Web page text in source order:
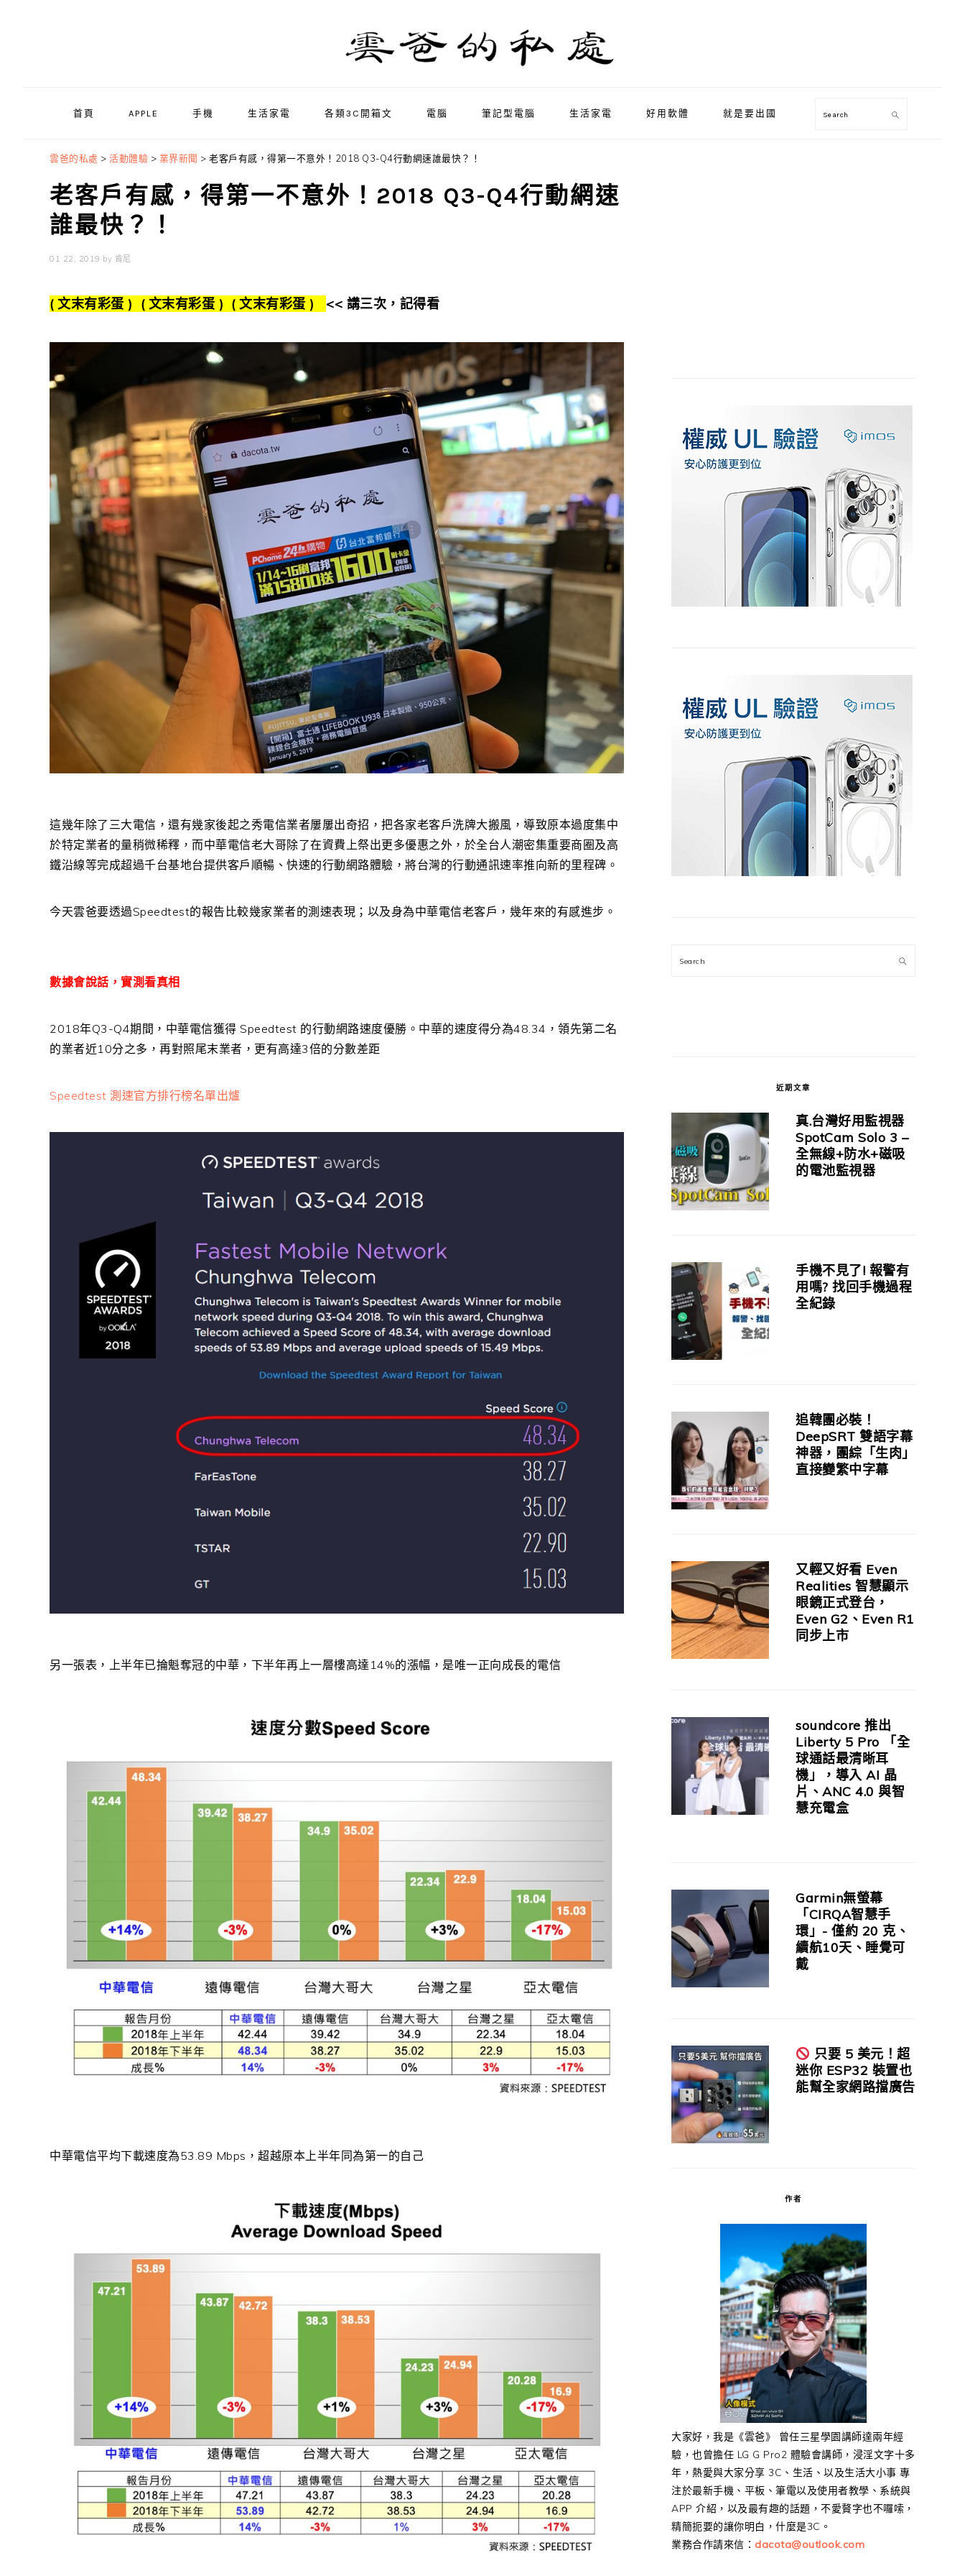
首頁 APPLE 手機 生活家電 各類3C開箱文 電腦 筆記型電腦 生活家電 好用軟體 就是要出國 Search
雲爸的私處 > 活動體驗 > 業界新聞 > 老客戶有感，得第一不意外！2018 Q3-Q4行動網速誰最快？！
老客戶有感，得第一不意外！2018 Q3-Q4行動網速
誰最快？！
01 22, 2019 by 肯尼
( 文末有彩蛋 ) ( 文末有彩蛋 ) ( 文末有彩蛋 ) << 講三次，記得看
這幾年除了三大電信，還有幾家後起之秀電信業者屢屢出奇招，把各家老客戶洗牌大搬風，導致原本過度集中
於特定業者的量稍微稀釋，而中華電信老大哥除了在資費上祭出更多優惠之外，於全台人潮密集重要商圈及高
鐵沿線等完成超過千台基地台提供客戶順暢、快速的行動網路體驗，將台灣的行動通訊速率推向新的里程碑。
今天雲爸要透過Speedtest的報告比較幾家業者的測速表現；以及身為中華電信老客戶，幾年來的有感進步。
數據會說話，實測看真相
2018年Q3-Q4期間，中華電信獲得 Speedtest 的行動網路速度優勝。中華的速度得分為48.34，領先第二名
的業者近10分之多，再對照尾末業者，更有高達3倍的分數差距
Speedtest 測速官方排行榜名單出爐
另一張表，上半年已掄魁奪冠的中華，下半年再上一層樓高達14%的漲幅，是唯一正向成長的電信
中華電信平均下載速度為53.89 Mbps，超越原本上半年同為第一的自己
Search
近期文章
真.台灣好用監視器
SpotCam Solo 3 –
全無線+防水+磁吸
的電池監視器
手機不見了! 報警有
用嗎? 找回手機過程
全紀錄
追韓團必裝！
DeepSRT 雙語字幕
神器，團綜「生肉」
直接變繁中字幕
又輕又好看 Even
Realities 智慧顯示
眼鏡正式登台，
Even G2、Even R1
同步上市
soundcore 推出
Liberty 5 Pro 「全
球通話最清晰耳
機」，導入 AI 晶
片、ANC 4.0 與智
慧充電盒
Garmin無螢幕
「CIRQA智慧手
環」- 僅約 20 克、
續航10天、睡覺可
戴
只要 5 美元！超
迷你 ESP32 裝置也
能幫全家網路擋廣告
作者
大家好，我是《雲爸》 曾任三星學園講師達兩年經
驗，也曾擔任 LG G Pro2 體驗會講師，浸淫文字十多
年，熱愛與大家分享 3C、生活、以及生活大小事 專
注於最新手機、平板、筆電以及使用者教學、系統與
APP 介紹，以及最有趣的話題，不愛贅字也不囉嗦，
精簡扼要的讓你明白，什麼是3C。
業務合作請來信： dacota@outlook.com